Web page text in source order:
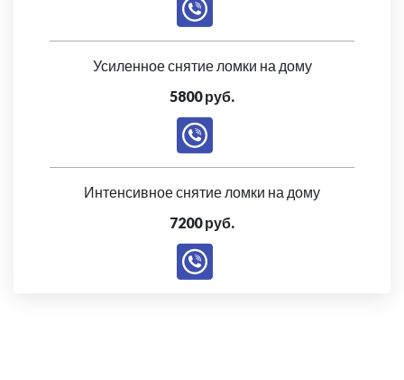
Усиленное снятие ломки на дому
5800 руб.
Интенсивное снятие ломки на дому
7200 руб.